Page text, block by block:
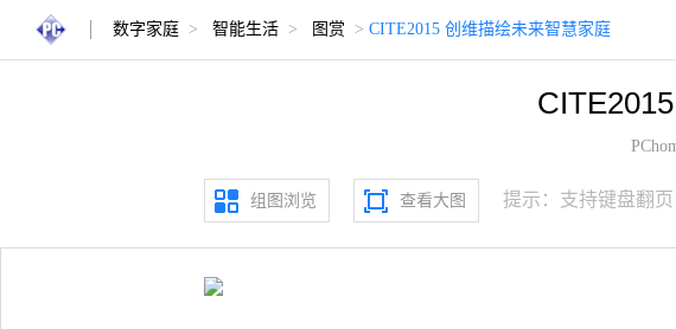
数字家庭 > 智能生活 > 图赏 > CITE2015 创维描绘未来智慧家庭
组图浏览 查看大图 提示：支持键盘翻